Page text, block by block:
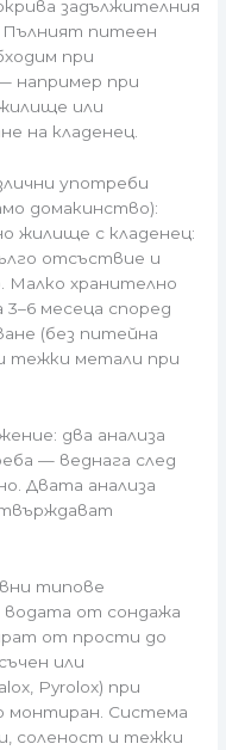
задължителния
Пълният питеен
при
например при
или
на кладенец.
употреби
домакинство):
жилище с кладенец:
отсъствие и
Малко хранително
3–6 месеца според
(без питейна
тежки метали при
два анализа
— веднага след
Двата анализа
типове
от сондажа
от прости до
или
Pyrolox) при
монтиран. Система
соленост и тежки